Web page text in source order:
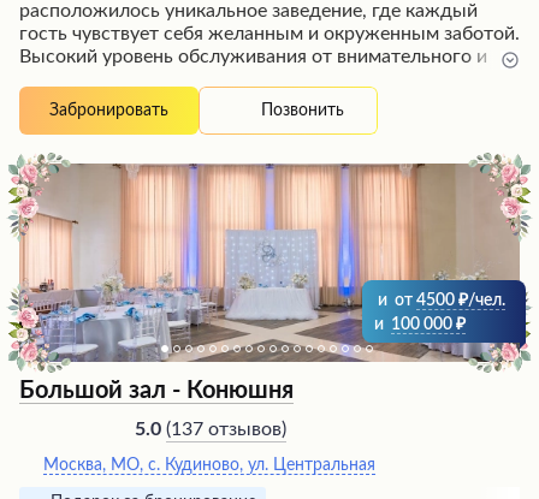
расположилось уникальное заведение, где каждый
гость чувствует себя желанным и окруженным заботой.
Высокий уровень обслуживания от внимательного и
гостеприимства. Изысканные блюда, приготовленные с
любовью шеф-поваром, раскрывают новые грани
Профессионализм сотрудников и качественная
организация мероприятий любого уровня сложности
заслуживают высочайшей оценки и рекомендаций от
посетителей, которые стремятся вернуться сюда вновь
Забронировать Позвонить
и от 4500
/чел.
и 100 000
Большой зал - Конюшня
5.0 (137 отзывов)
Москва, МО, с. Кудиново, ул. Центральная